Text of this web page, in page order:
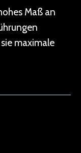
Maß an
maximale